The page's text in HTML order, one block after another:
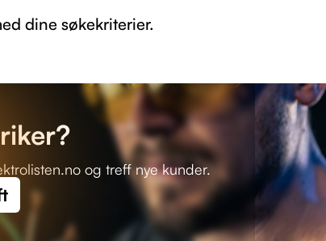
dine søkekriterier.
og treff nye kunder.